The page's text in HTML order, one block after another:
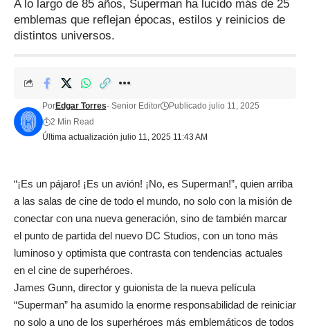
A lo largo de 85 años, Superman ha lucido más de 25
emblemas que reflejan épocas, estilos y reinicios de
distintos universos.
Última actualización julio 11, 2025 11:43 AM
PorEdgar Torres- Senior Editor
Publicado julio 11, 2025
2 Min Read
“¡Es un pájaro! ¡Es un avión! ¡No, es Superman!”, quien arriba
a las salas de cine de todo el mundo, no solo con la misión de
conectar con una nueva generación, sino de también marcar
el punto de partida del nuevo DC Studios, con un tono más
luminoso y optimista que contrasta con tendencias actuales
en el cine de superhéroes.
James Gunn, director y guionista de la nueva película
“Superman” ha asumido la enorme responsabilidad de reiniciar
no solo a uno de los superhéroes más emblemáticos de todos